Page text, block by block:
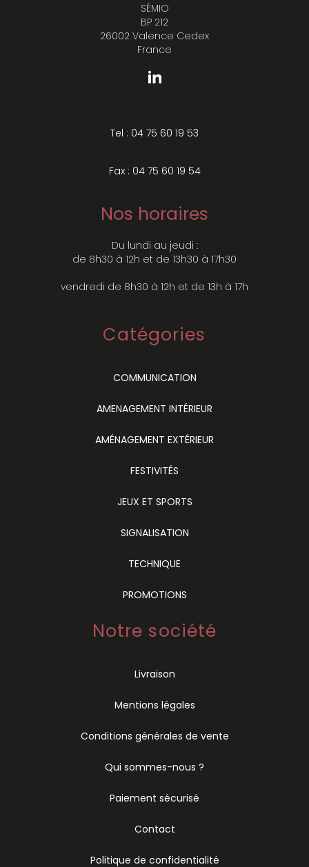
SÉMIO
BP 212
26002 Valence Cedex
France
Tel : 04 75 60 19 53
Fax : 04 75 60 19 54
Nos horaires
Du lundi au jeudi :
de 8h30 à 12h et de 13h30 à 17h30
vendredi de 8h30 à 12h et de 13h à 17h
Catégories
COMMUNICATION
AMENAGEMENT INTÉRIEUR
AMÉNAGEMENT EXTÉRIEUR
FESTIVITÉS
JEUX ET SPORTS
SIGNALISATION
TECHNIQUE
PROMOTIONS
Notre société
Livraison
Mentions légales
Conditions générales de vente
Qui sommes-nous ?
Paiement sécurisé
Contact
Politique de confidentialité